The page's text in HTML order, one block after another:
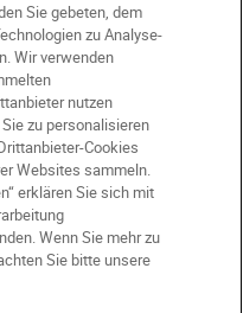
Stores
Sie gebeten, dem
zu Analyse-
Wir verwenden
nutzen
zu personalisieren
Cookies
Websites sammeln.
erklären Sie sich mit
Wenn Sie mehr zu
Sie bitte unsere